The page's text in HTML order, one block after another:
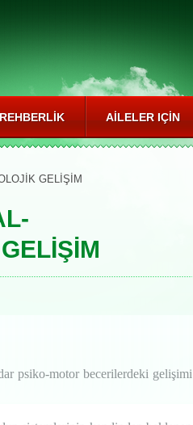
GELİŞİM
psiko-motor becerilerdeki gelişimi
AILELER IÇIN